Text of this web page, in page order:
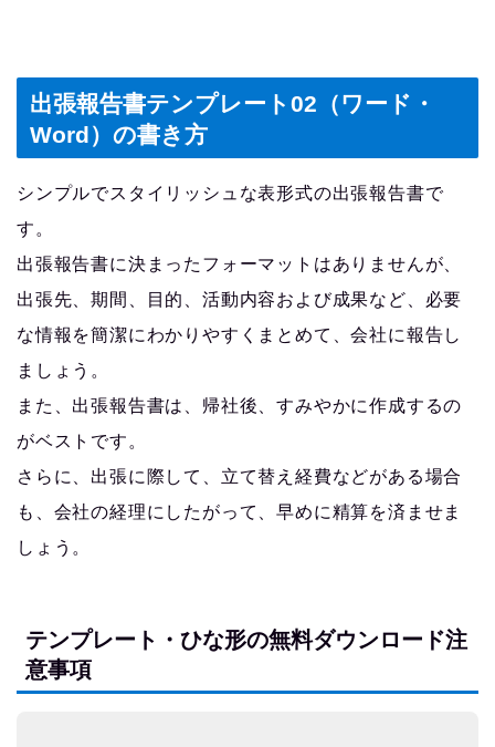
出張報告書テンプレート02（ワード・
Word）の書き方
シンプルでスタイリッシュな表形式の出張報告書で
す。
出張報告書に決まったフォーマットはありませんが、
出張先、期間、目的、活動内容および成果など、必要
な情報を簡潔にわかりやすくまとめて、会社に報告し
ましょう。
また、出張報告書は、帰社後、すみやかに作成するの
がベストです。
さらに、出張に際して、立て替え経費などがある場合
も、会社の経理にしたがって、早めに精算を済ませま
しょう。
テンプレート・ひな形の無料ダウンロード注
意事項